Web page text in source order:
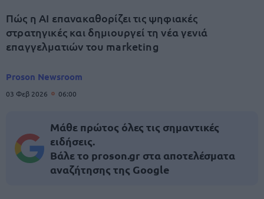
Πώς η AI επανακαθορίζει τις ψηφιακές
στρατηγικές και δημιουργεί τη νέα γενιά
επαγγελματιών του marketing
Proson Newsroom
03 Φεβ 2026 06:00
Μάθε πρώτος όλες τις σημαντικές
ειδήσεις.
Βάλε το proson.gr στα αποτελέσματα
αναζήτησης της Google